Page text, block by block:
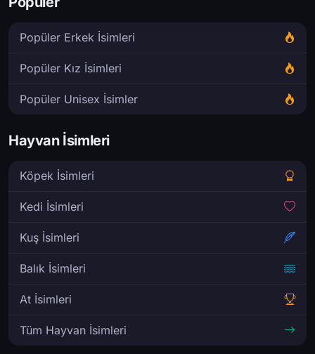
Popüler Erkek İsimleri
Popüler Kız İsimleri
Popüler Unisex İsimler
Hayvan İsimleri
Köpek İsimleri
Kedi İsimleri
Kuş İsimleri
Balık İsimleri
At İsimleri
Tüm Hayvan İsimleri